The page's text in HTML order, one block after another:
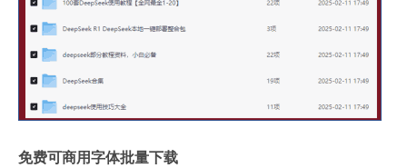
免费可商用字体批量下载